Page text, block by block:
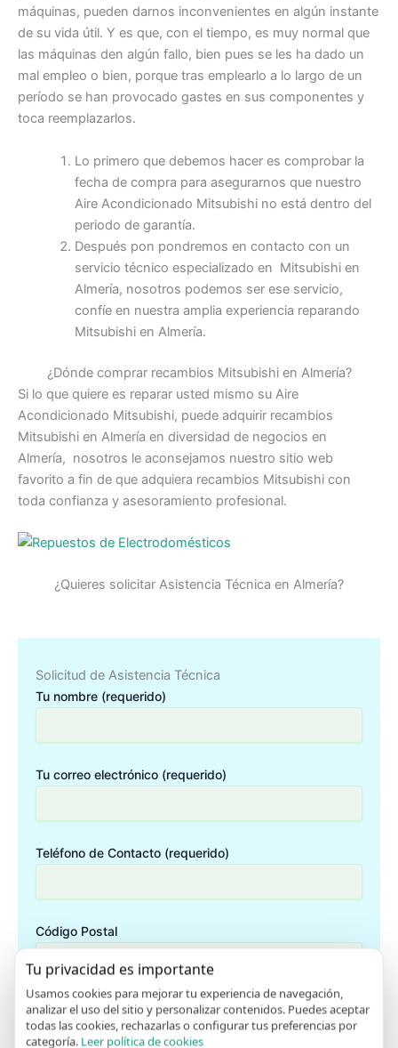
máquinas, pueden darnos inconvenientes en algún instante
de su vida útil. Y es que, con el tiempo, es muy normal que
las máquinas den algún fallo, bien pues se les ha dado un
mal empleo o bien, porque tras emplearlo a lo largo de un
período se han provocado gastes en sus componentes y
toca reemplazarlos.
Lo primero que debemos hacer es comprobar la
fecha de compra para asegurarnos que nuestro
Aire Acondicionado Mitsubishi no está dentro del
periodo de garantía.
Después pon pondremos en contacto con un
servicio técnico especializado en Mitsubishi en
Almería, nosotros podemos ser ese servicio,
confíe en nuestra amplia experiencia reparando
Mitsubishi en Almería.
¿Dónde comprar recambios Mitsubishi en Almería?
Si lo que quiere es reparar usted mismo su Aire
Acondicionado Mitsubishi, puede adquirir recambios
Mitsubishi en Almería en diversidad de negocios en
Almería, nosotros le aconsejamos nuestro sitio web
favorito a fin de que adquiera recambios Mitsubishi con
toda confianza y asesoramiento profesional.
¿Quieres solicitar Asistencia Técnica en Almería?
Solicitud de Asistencia Técnica
Tu nombre (requerido)
Tu correo electrónico (requerido)
Teléfono de Contacto (requerido)
Código Postal
Descripción avería
Tu privacidad es importante
Usamos cookies para mejorar tu experiencia de navegación,
analizar el uso del sitio y personalizar contenidos. Puedes aceptar
todas las cookies, rechazarlas o configurar tus preferencias por
categoría. Leer política de cookies